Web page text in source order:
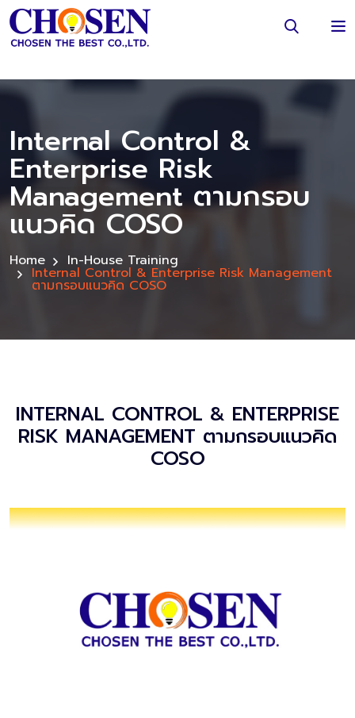
Internal Control &
Enterprise Risk
Management ตามกรอบ
แนวคิด COSO
Home In-House Training
Internal Control & Enterprise Risk Management
ตามกรอบแนวคิด COSO
INTERNAL CONTROL & ENTERPRISE
RISK MANAGEMENT ตามกรอบแนวคิด
COSO